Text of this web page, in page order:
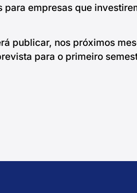
empresas que
publicar, nos próximos
para o primeiro